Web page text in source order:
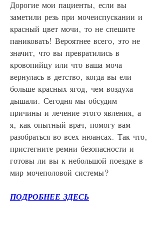
Дорогие мои пациенты, если вы
заметили резь при мочеиспускании и
красный цвет мочи, то не спешите
паниковать! Вероятнее всего, это не
значит, что вы превратились в
кровопийцу или что ваша моча
вернулась в детство, когда вы ели
больше красных ягод, чем воздуха
дышали. Сегодня мы обсудим
причины и лечение этого явления, а
я, как опытный врач, помогу вам
разобраться во всех нюансах. Так что,
пристегните ремни безопасности и
готовы ли вы к небольшой поездке в
мир мочеполовой системы?
ПОДРОБНЕЕ ЗДЕСЬ